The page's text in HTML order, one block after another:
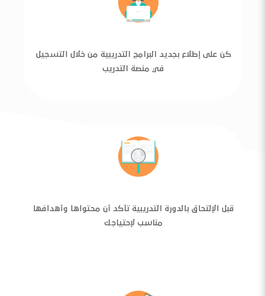
كن على إطلاع بجديد البرامج التدريبية من خلال التسجيل
في منصة التدريب
قبل الإلتحاق بالدورة التدريبية تأكد أن محتواها وأهدافها
مناسب لإحتياجك